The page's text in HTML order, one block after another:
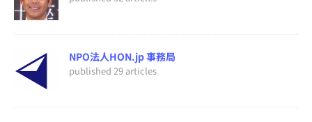
NPO法人HON.jp 事務局
published 29 articles